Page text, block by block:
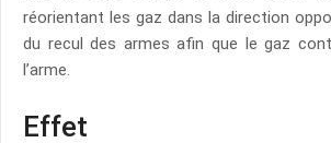
réorientant les gaz dans la direction
du recul des armes afin que le gaz
l’arme.
Effet